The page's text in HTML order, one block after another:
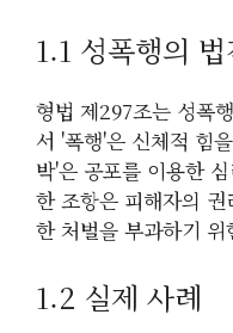
1.1 성폭행의
형법 제297조는 성폭
서 '폭행'은 신체적 힘
박'은 공포를 이용한
한 조항은 피해자의
한 처벌을 부과하기 위
1.2 실제 사례